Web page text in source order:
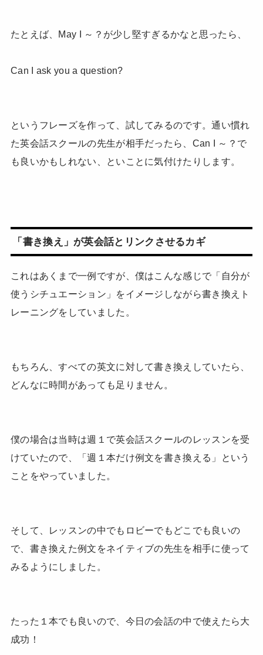
たとえば、May I ～？が少し堅すぎるかなと思ったら、
Can I ask you a question?
というフレーズを作って、試してみるのです。通い慣れ
た英会話スクールの先生が相手だったら、Can I ～？で
も良いかもしれない、といことに気付けたりします。
「書き換え」が英会話とリンクさせるカギ
これはあくまで一例ですが、僕はこんな感じで「自分が
使うシチュエーション」をイメージしながら書き換えト
レーニングをしていました。
もちろん、すべての英文に対して書き換えしていたら、
どんなに時間があっても足りません。
僕の場合は当時は週１で英会話スクールのレッスンを受
けていたので、「週１本だけ例文を書き換える」という
ことをやっていました。
そして、レッスンの中でもロビーでもどこでも良いの
で、書き換えた例文をネイティブの先生を相手に使って
みるようにしました。
たった１本でも良いので、今日の会話の中で使えたら大
成功！